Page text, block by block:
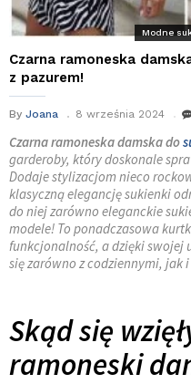
Modne
Czarna ramoneska
z pazurem!
By Joana 8 września 2024
Czarna ramoneska damska do
garderoby, który doskonale
Dodaje stylizacjom nieco
klasyczną elegancję sukienki
do niej zarówno eleganckie
modele! To ponadczasowa
funkcjonalność, a dzięki
się zarówno z codziennymi, jak
Skąd się
ramoneski